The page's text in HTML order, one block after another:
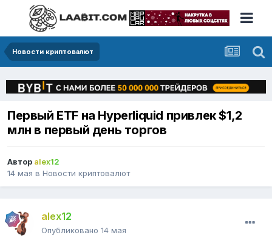
Новости криптовалют
Первый ETF на Hyperliquid пpивлек $1,2
млн в первый день торгов
Автор alex12
14 мая в Новости криптовалют
alex12
Опубликовано 14 мая